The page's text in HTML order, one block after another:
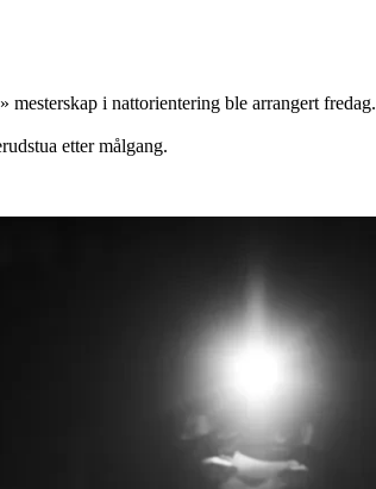
mesterskap i nattorientering ble arrangert fredag.
etter målgang.